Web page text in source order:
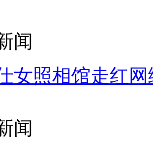
闻
女照相馆走红网
闻